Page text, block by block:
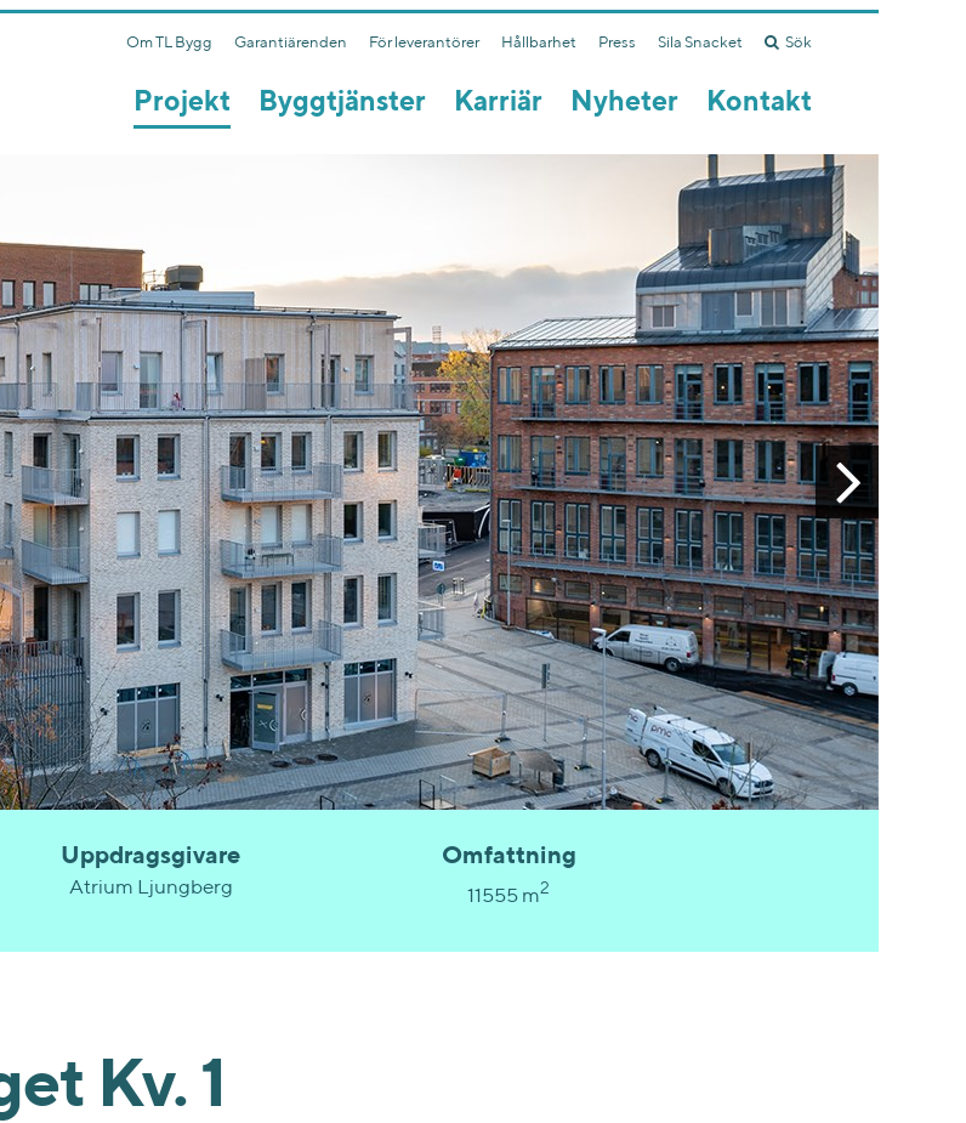
Om TL Bygg Garantiärenden För leverantörer Hållbarhet Press Sila Snacket Sök
Projekt Byggtjänster Karriär Nyheter Kontakt
Uppdragsgivare
Atrium Ljungberg
Omfattning
11555 m2
Kv. 1